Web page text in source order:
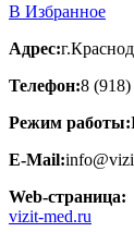
В Избранное
Адрес:
Телефон:8
Режим работы:
E-Mail:
Web-страница:
vizit-med.ru